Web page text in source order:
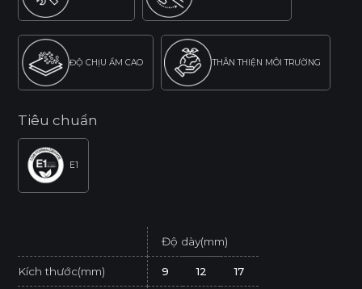
ĐỘ CHỊU ẨM CAO THÂN THIỆN MÔI TRƯỜNG
Tiêu chuẩn
E1
Độ dày(mm)
Kích thước(mm) 9 12 17